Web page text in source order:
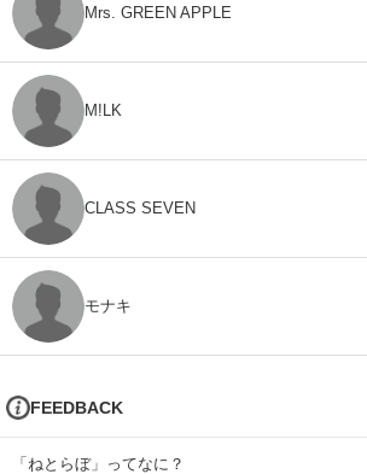
Mrs. GREEN APPLE
M!LK
CLASS SEVEN
モナキ
FEEDBACK
「ねとらぼ」ってなに？